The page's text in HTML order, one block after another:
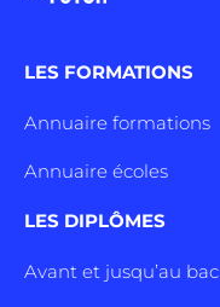
LES FORMATIONS
Annuaire formations
Annuaire écoles
LES DIPLÔMES
Avant et jusqu’au bac